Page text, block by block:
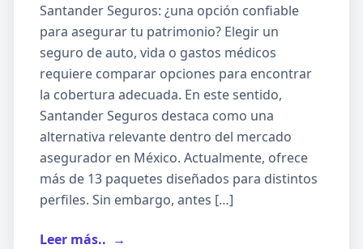
Santander Seguros: ¿una opción confiable
para asegurar tu patrimonio? Elegir un
seguro de auto, vida o gastos médicos
requiere comparar opciones para encontrar
la cobertura adecuada. En este sentido,
Santander Seguros destaca como una
alternativa relevante dentro del mercado
asegurador en México. Actualmente, ofrece
más de 13 paquetes diseñados para distintos
perfiles. Sin embargo, antes […]
Leer más.. →